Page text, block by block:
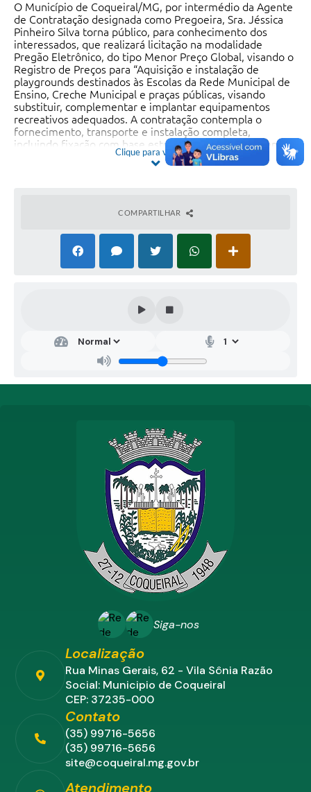
O Município de Coqueiral/MG, por intermédio da Agente
de Contratação designada como Pregoeira, Sra. Jéssica
Pinheiro Silva torna público, para conhecimento dos
interessados, que realizará licitação na modalidade
Pregão Eletrônico, do tipo Menor Preço Global, visando o
Registro de Preços para “Aquisição e instalação de
playgrounds destinados às Escolas da Rede Municipal de
Ensino, Creche Municipal e praças públicas, visando
substituir, complementar e implantar equipamentos
recreativos adequados. A contratação contempla o
fornecimento, transporte e instalação completa,
incluindo fixação com base estrutural adequada e demais
serviços necessários. Os equipamentos deverão atender
às normas técnicas de segurança e qualidade vigentes. A
município.”Recebimento das Propostas: Início às 14h00
do dia 08/05/2026, com encerramento às 08h00min do
dia 26/05/2026.Início da Sessão de Disputa de Preços: às
08h05 do dia 26/05/2026. Local da Sessão Pública: Portal
de Compras Públicas –
845.247,59 (Oitocentos e quarenta e cinco mil, duzentos
no Portal Nacional de Contratações Públicas – PNCP, no
Portal de Compras Públicas e no site oficial do Município
(www.coqueiral.mg.gov.br).Coqueiral/MG, 08 de maio de
Clique para ver mais
COMPARTILHAR
Siga-nos
Localização
Rua Minas Gerais, 62 - Vila Sônia Razão
Social: Municipio de Coqueiral
CEP: 37235-000
Contato
(35) 99716-5656
(35) 99716-5656
site@coqueiral.mg.gov.br
Atendimento